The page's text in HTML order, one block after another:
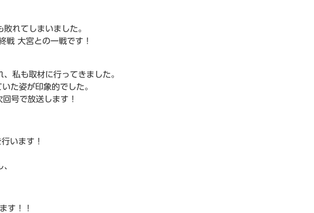
れてしまいました。
戦 大宮との一戦です！
私も取材に行ってきました。
た姿が印象的でした。
号で放送します！
います！
す！！